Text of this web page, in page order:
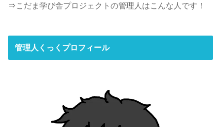
⇒ こだま学び舎プロジェクトの管理人はこんな人です！
管理人くっくプロフィール